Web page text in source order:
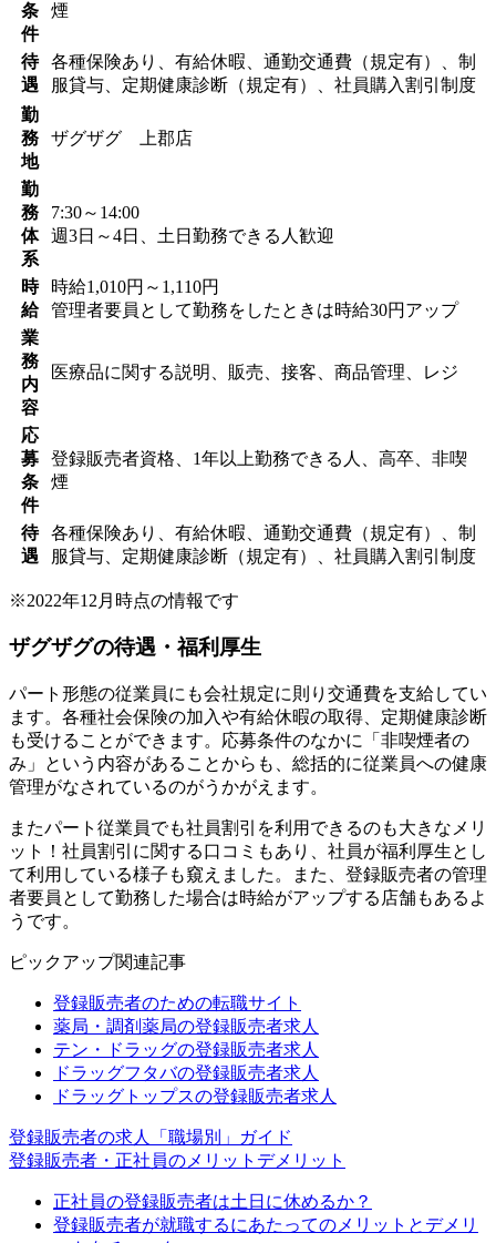
条
件
煙
待
遇
各種保険あり、有給休暇、通勤交通費（規定有）、制
服貸与、定期健康診断（規定有）、社員購入割引制度
勤
務
地
ザグザグ 上郡店
勤
務
体
系
7:30～14:00
週3日～4日、土日勤務できる人歓迎
時
給
時給1,010円～1,110円
管理者要員として勤務をしたときは時給30円アップ
業
務
内
容
医療品に関する説明、販売、接客、商品管理、レジ
応
募
条
件
登録販売者資格、1年以上勤務できる人、高卒、非喫
煙
待
遇
各種保険あり、有給休暇、通勤交通費（規定有）、制
服貸与、定期健康診断（規定有）、社員購入割引制度
※2022年12月時点の情報です
ザグザグの待遇・福利厚生
パート形態の従業員にも会社規定に則り交通費を支給してい
ます。各種社会保険の加入や有給休暇の取得、定期健康診断
も受けることができます。応募条件のなかに「非喫煙者の
み」という内容があることからも、総括的に従業員への健康
管理がなされているのがうかがえます。
またパート従業員でも社員割引を利用できるのも大きなメリ
ット！社員割引に関する口コミもあり、社員が福利厚生とし
て利用している様子も窺えました。また、登録販売者の管理
者要員として勤務した場合は時給がアップする店舗もあるよ
うです。
ピックアップ関連記事
登録販売者のための転職サイト
薬局・調剤薬局の登録販売者求人
テン・ドラッグの登録販売者求人
ドラッグフタバの登録販売者求人
ドラッグトップスの登録販売者求人
登録販売者の求人「職場別」ガイド
登録販売者・正社員のメリットデメリット
正社員の登録販売者は土日に休めるか？
登録販売者が就職するにあたってのメリットとデメリ